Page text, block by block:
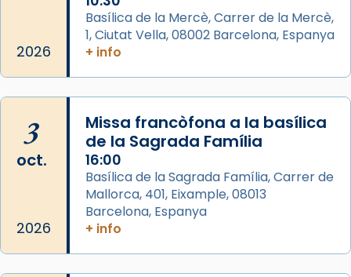
View on Facebook ·
Arquebisbat de Barcelona
Memòria de les santes Juliana i
Semproniana, verges i màrtirs.
Acompanyant la història de sant Cugat, a
partir de l’Edat Mitjana sorgeix la tradició
que les santes Juliana (“relatiu a Júlia”) i
Semproniana (“relatiu a Semprònia =
eterna”) són deixebles seves. I l’any 1667, el
frare Joan Gaspar Roig, afirma en una obra
que les santes són filles de l’antiga Iluro.
2026
Basílica de la Mercè, Carrer de la Mercè,
1, Ciutat Vella, 08002 Barcelona, Espanya
+ info
3
oct.
2026
Missa francòfona a la basílica
de la Sagrada Família
16:00
Basílica de la Sagrada Família, Carrer de
Mallorca, 401, Eixample, 08013
Barcelona, Espanya
+ info